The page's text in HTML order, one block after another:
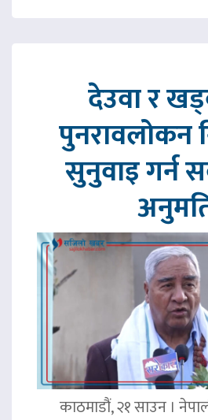
देउवा र
पुनरावलोकन
सुनुवाइ गर्न
काठमाडौं, २१ साउन ।